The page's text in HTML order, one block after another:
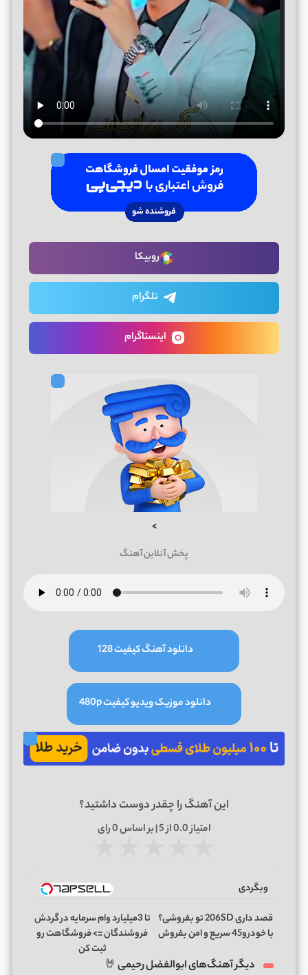
روبیکا
تلگرام
اینستاگرام
>
پخش آنلاین آهنگ
دانلود آهنگ کیفیت 128
دانلود موزیک ویدیو کیفیت 480p
این آهنگ را چقدر دوست داشتید؟
امتیاز0.0از 5 | بر اساس 0رای
وبگردی
قصد داری 206SD تو بفروشی؟
با خودرو45 سریع و امن بفروش
تا 3میلیارد وام سرمایه در گردش
فروشندگان => فروشگاهت رو
ثبت کن
دیگر آهنگ‌های ابوالفضل رحیمی 🤘